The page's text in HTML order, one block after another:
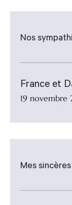
Nos
France et
19 novembre
Mes